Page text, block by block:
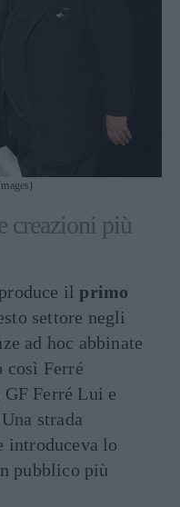
creazioni più
ilprimo
settore negli
ad hoc abbinate
così Ferré
Ferré Lui e
strada
introduceva lo
pubblico più